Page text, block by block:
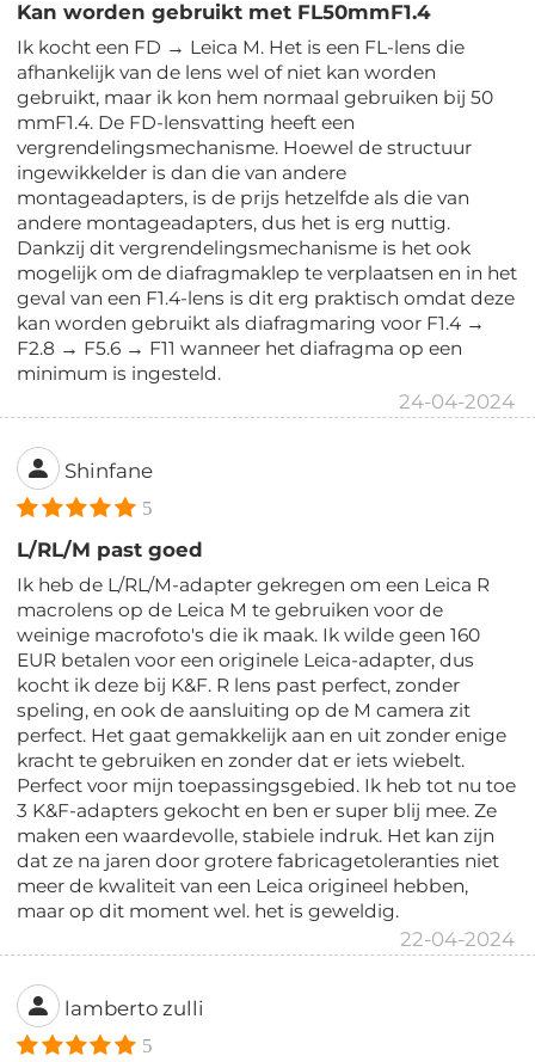
Kan worden gebruikt met FL50mmF1.4
Ik kocht een FD → Leica M. Het is een FL-lens die
afhankelijk van de lens wel of niet kan worden
gebruikt, maar ik kon hem normaal gebruiken bij 50
mmF1.4. De FD-lensvatting heeft een
vergrendelingsmechanisme. Hoewel de structuur
ingewikkelder is dan die van andere
montageadapters, is de prijs hetzelfde als die van
andere montageadapters, dus het is erg nuttig.
Dankzij dit vergrendelingsmechanisme is het ook
mogelijk om de diafragmaklep te verplaatsen en in het
geval van een F1.4-lens is dit erg praktisch omdat deze
kan worden gebruikt als diafragmaring voor F1.4 →
F2.8 → F5.6 → F11 wanneer het diafragma op een
minimum is ingesteld.
24-04-2024
Shinfane
5
L/RL/M past goed
Ik heb de L/RL/M-adapter gekregen om een Leica R
macrolens op de Leica M te gebruiken voor de
weinige macrofoto's die ik maak. Ik wilde geen 160
EUR betalen voor een originele Leica-adapter, dus
kocht ik deze bij K&F. R lens past perfect, zonder
speling, en ook de aansluiting op de M camera zit
perfect. Het gaat gemakkelijk aan en uit zonder enige
kracht te gebruiken en zonder dat er iets wiebelt.
Perfect voor mijn toepassingsgebied. Ik heb tot nu toe
3 K&F-adapters gekocht en ben er super blij mee. Ze
maken een waardevolle, stabiele indruk. Het kan zijn
dat ze na jaren door grotere fabricagetoleranties niet
meer de kwaliteit van een Leica origineel hebben,
maar op dit moment wel. het is geweldig.
22-04-2024
lamberto zulli
5